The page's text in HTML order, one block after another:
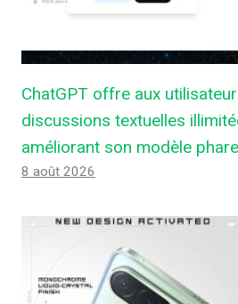
ChatGPT offre aux
discussions textuelles
améliorant son modèle phare
8 août 2026